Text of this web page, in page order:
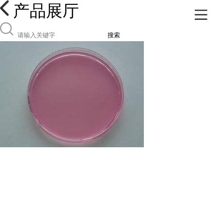
产品展厅
搜索